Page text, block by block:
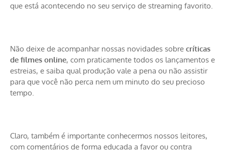
que está acontecendo no seu serviço de streaming favorito.
Não deixe de acompanhar nossas novidades sobre críticas
de filmes online, com praticamente todos os lançamentos e
estreias, e saiba qual produção vale a pena ou não assistir
para que você não perca nem um minuto do seu precioso
tempo.
Claro, também é importante conhecermos nossos leitores,
com comentários de forma educada a favor ou contra